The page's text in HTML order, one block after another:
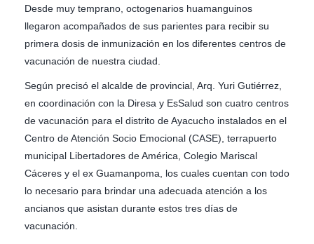
Desde muy temprano, octogenarios huamanguinos
llegaron acompañados de sus parientes para recibir su
primera dosis de inmunización en los diferentes centros de
vacunación de nuestra ciudad.
Según precisó el alcalde de provincial, Arq. Yuri Gutiérrez,
en coordinación con la Diresa y EsSalud son cuatro centros
de vacunación para el distrito de Ayacucho instalados en el
Centro de Atención Socio Emocional (CASE), terrapuerto
municipal Libertadores de América, Colegio Mariscal
Cáceres y el ex Guamanpoma, los cuales cuentan con todo
lo necesario para brindar una adecuada atención a los
ancianos que asistan durante estos tres días de
vacunación.